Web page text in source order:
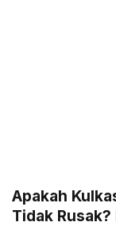
Apakah
Tidak